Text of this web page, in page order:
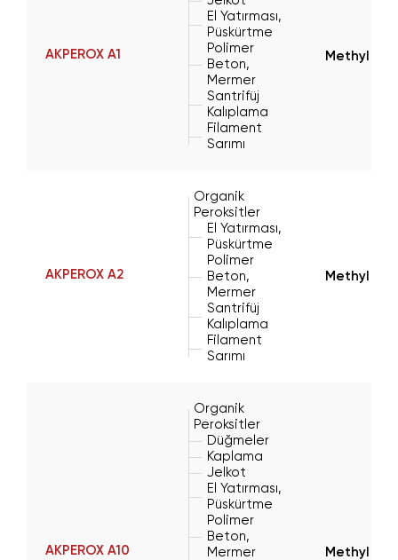
AKPEROX A1
El Yatırması,
Püskürtme
Polimer
Beton,
Mermer
Santrifüj
Kalıplama
Filament
Sarımı
Methyl
AKPEROX A2
Organik
Peroksitler
El Yatırması,
Püskürtme
Polimer
Beton,
Mermer
Santrifüj
Kalıplama
Filament
Sarımı
Methyl
AKPEROX A10
Organik
Peroksitler
Düğmeler
Kaplama
Jelkot
El Yatırması,
Püskürtme
Polimer
Beton,
Mermer
Methyl